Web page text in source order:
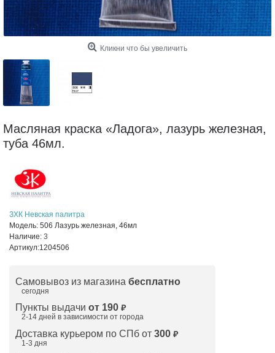
Кликни что бы увеличить
Масляная краска «Ладога», лазурь железная,
туба 46мл.
ЗХК Невская палитра
Модель: 506 Лазурь железная, 46мл
Наличие: 3
Артикул:1204506
Самовывоз из магазина бесплатно
сегодня
Пункты выдачи от 190 ₽
2-14 дней в зависимости от города
Доставка курьером по СПб от 300 ₽
1-3 дня